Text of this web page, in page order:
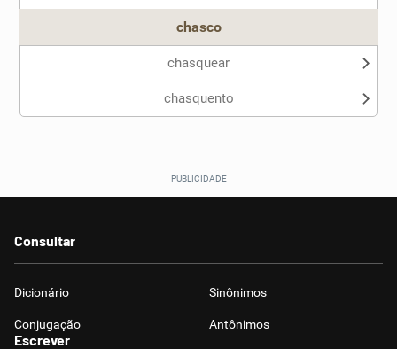
chasco
chasquear
chasquento
Consultar
Dicionário Sinônimos
Conjugação Antônimos
Escrever